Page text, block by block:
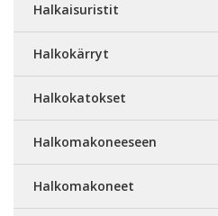
Halkaisuristit
Halkokärryt
Halkokatokset
Halkomakoneeseen
Halkomakoneet